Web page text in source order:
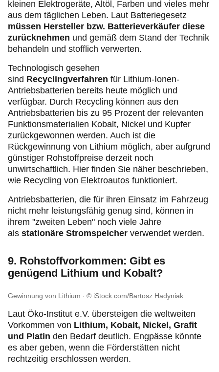
kleinen Elektrogeräte, Altöl, Farben und vieles mehr
aus dem täglichen Leben. Laut Batteriegesetz
müssen Hersteller bzw. Batterieverkäufer diese
zurücknehmen und gemäß dem Stand der Technik
behandeln und stofflich verwerten.
Technologisch gesehen
sind Recyclingverfahren für Lithium-Ionen-
Antriebsbatterien bereits heute möglich und
verfügbar. Durch Recycling können aus den
Antriebsbatterien bis zu 95 Prozent der relevanten
Funktionsmaterialien Kobalt, Nickel und Kupfer
zurückgewonnen werden. Auch ist die
Rückgewinnung von Lithium möglich, aber aufgrund
günstiger Rohstoffpreise derzeit noch
unwirtschaftlich. Hier finden Sie näher beschrieben,
wie Recycling von Elektroautos funktioniert.
Antriebsbatterien, die für ihren Einsatz im Fahrzeug
nicht mehr leistungsfähig genug sind, können in
ihrem "zweiten Leben" noch viele Jahre
als stationäre Stromspeicher verwendet werden.
9. Rohstoffvorkommen: Gibt es
genügend Lithium und Kobalt?
Gewinnung von Lithium © iStock.com/Bartosz Hadyniak
Laut Öko-Institut e.V. übersteigen die weltweiten
Vorkommen von Lithium, Kobalt, Nickel, Grafit
und Platin den Bedarf deutlich. Engpässe könnte
es aber geben, wenn die Förderstätten nicht
rechtzeitig erschlossen werden.